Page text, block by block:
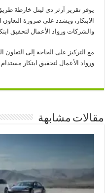
يوفر تقرير آرثر دي ليتل خارطة
الابتكار، ويشدد على ضرورة
والشركات ورواد الأعمال لتحقيق
مع التركيز على الحاجة إلى التعاون
ورواد الأعمال لتحقيق ابتكار
مقالات مشابهة